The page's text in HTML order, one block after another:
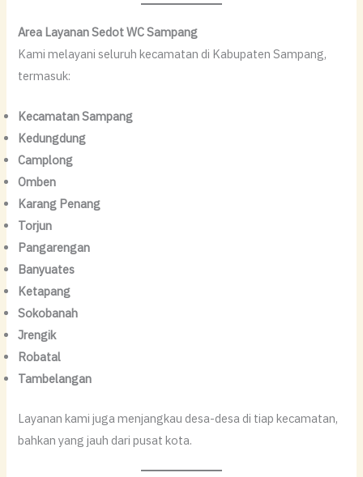
Area Layanan Sedot WC Sampang
Kami melayani seluruh kecamatan di Kabupaten Sampang,
termasuk:
Kecamatan Sampang
Kedungdung
Camplong
Omben
Karang Penang
Torjun
Pangarengan
Banyuates
Ketapang
Sokobanah
Jrengik
Robatal
Tambelangan
Layanan kami juga menjangkau desa-desa di tiap kecamatan,
bahkan yang jauh dari pusat kota.